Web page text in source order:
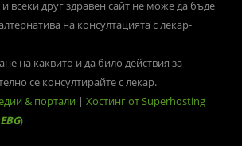
и всеки друг здравен сайт не може да бъде
на консултацията с лекар-
на каквито и да било действия за
се консултирайте с лекар.
& портали | Хостинг от Superhosting
)